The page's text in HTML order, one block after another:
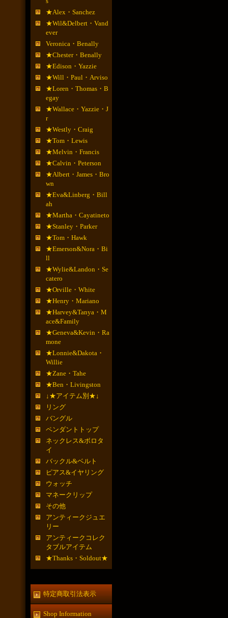
★Alex・Sanchez
★Wil&Delbert・Vand
ever
Veronica・Benally
★Chester・Benally
★Edison・Yazzie
★Will・Paul・Arviso
★Loren・Thomas・B
egay
★Wallace・Yazzie・J
r
★Westly・Craig
★Tom・Lewis
★Melvin・Francis
★Calvin・Peterson
★Albert・James・Bro
wn
★Eva&Linberg・Bill
ah
★Martha・Cayatineto
★Stanley・Parker
★Tom・Hawk
★Emerson&Nora・Bi
ll
★Wylie&Landon・Se
catero
★Orville・White
★Henry・Mariano
★Harvey&Tanya・M
ace&Family
★Geneva&Kevin・Ra
mone
★Lonnie&Dakota・
Willie
★Zane・Tahe
★Ben・Livingston
↓★アイテム別★↓
リング
バングル
ペンダントトップ
ネックレス&ボロタ
イ
バックル&ベルト
ピアス&イヤリング
ウォッチ
マネークリップ
その他
アンティークジュエ
リー
アンティークコレク
タブルアイテム
★Thanks・Soldout★
特定商取引法表示
Shop Information